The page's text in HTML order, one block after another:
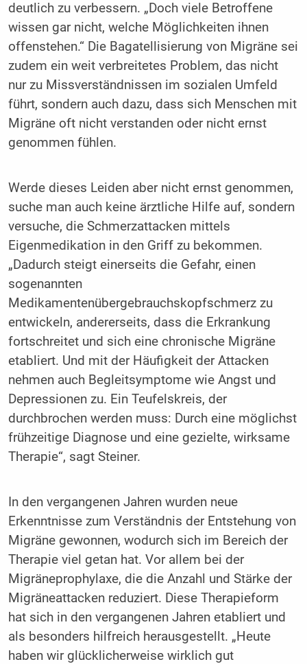
deutlich zu verbessern. „Doch viele Betroffene
wissen gar nicht, welche Möglichkeiten ihnen
offenstehen.“ Die Bagatellisierung von Migräne sei
zudem ein weit verbreitetes Problem, das nicht
nur zu Missverständnissen im sozialen Umfeld
führt, sondern auch dazu, dass sich Menschen mit
Migräne oft nicht verstanden oder nicht ernst
genommen fühlen.
Werde dieses Leiden aber nicht ernst genommen,
suche man auch keine ärztliche Hilfe auf, sondern
versuche, die Schmerzattacken mittels
Eigenmedikation in den Griff zu bekommen.
„Dadurch steigt einerseits die Gefahr, einen
sogenannten
Medikamentenübergebrauchskopfschmerz zu
entwickeln, andererseits, dass die Erkrankung
fortschreitet und sich eine chronische Migräne
etabliert. Und mit der Häufigkeit der Attacken
nehmen auch Begleitsymptome wie Angst und
Depressionen zu. Ein Teufelskreis, der
durchbrochen werden muss: Durch eine möglichst
frühzeitige Diagnose und eine gezielte, wirksame
Therapie“, sagt Steiner.
In den vergangenen Jahren wurden neue
Erkenntnisse zum Verständnis der Entstehung von
Migräne gewonnen, wodurch sich im Bereich der
Therapie viel getan hat. Vor allem bei der
Migräneprophylaxe, die die Anzahl und Stärke der
Migräneattacken reduziert. Diese Therapieform
hat sich in den vergangenen Jahren etabliert und
als besonders hilfreich herausgestellt. „Heute
haben wir glücklicherweise wirklich gut